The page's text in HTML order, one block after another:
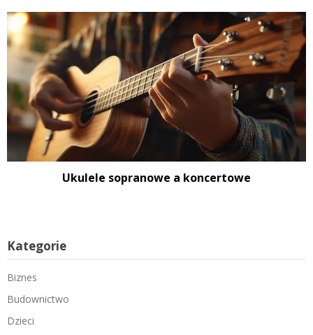
Ukulele sopranowe a koncertowe
Kategorie
Biznes
Budownictwo
Dzieci